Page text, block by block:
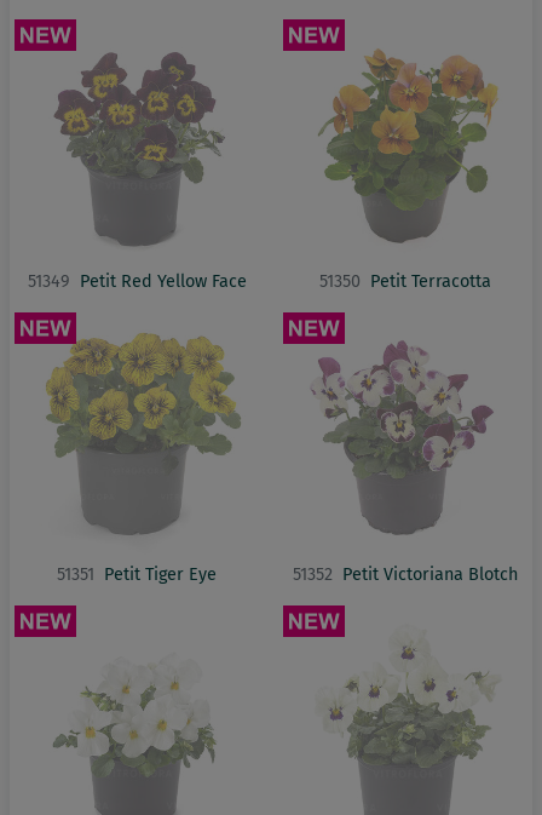
51349 Petit Red Yellow Face 51350 Petit Terracotta
51351 Petit Tiger Eye 51352 Petit Victoriana Blotch